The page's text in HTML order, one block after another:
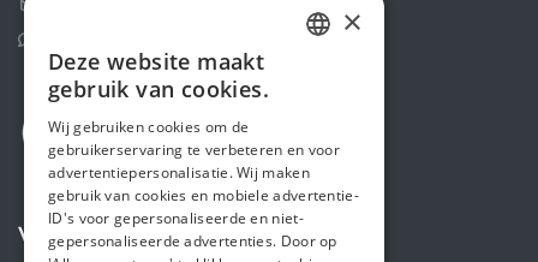
Volg ons
ENGLISH
×
Deze website maakt
gebruik van cookies.
Wij gebruiken cookies om de
gebruikerservaring te verbeteren en voor
advertentiepersonalisatie. Wij maken
gebruik van cookies en mobiele advertentie-
ID's voor gepersonaliseerde en niet-
gepersonaliseerde advertenties. Door op